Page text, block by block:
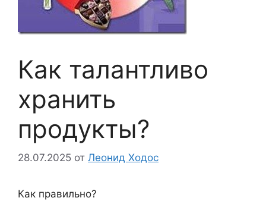
Как талантливо
хранить
продукты?
28.07.2025 от Леонид Ходос
Как правильно?